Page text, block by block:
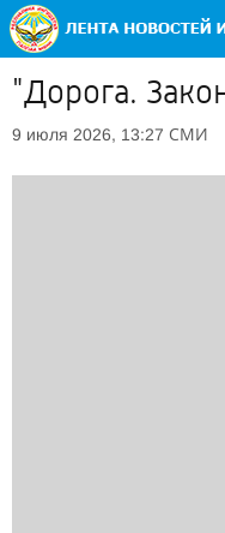
"Дорога.
9 июля 2026, 13:27 СМИ